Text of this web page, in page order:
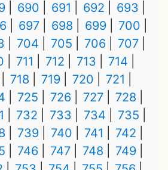
690 691 692
693
697 698 699
700
704 705 706
707
711 712 713
714
718 719 720
721
725 726 727
728
732 733 734
735
739 740 741
742
746 747 748
749